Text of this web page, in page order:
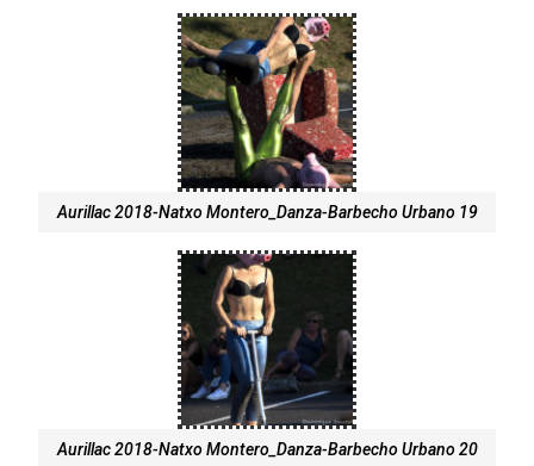
Aurillac 2018-Natxo Montero_Danza-Barbecho Urbano 19
Aurillac 2018-Natxo Montero_Danza-Barbecho Urbano 20